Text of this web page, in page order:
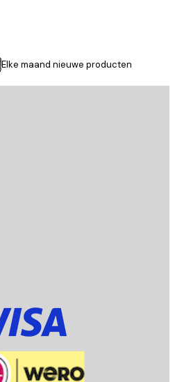
Elke maand nieuwe producten